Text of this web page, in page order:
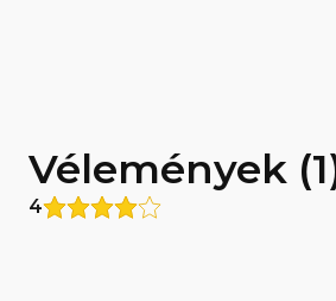
Vélemények
4